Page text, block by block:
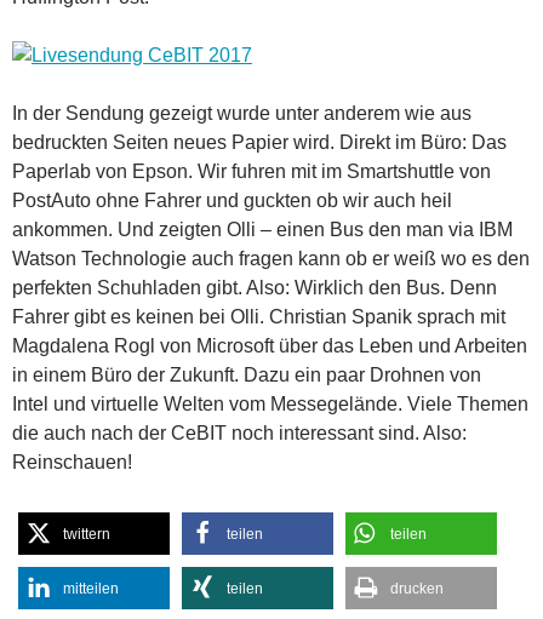
In der Sendung gezeigt wurde unter anderem wie aus
bedruckten Seiten neues Papier wird. Direkt im Büro: Das
Paperlab von Epson. Wir fuhren mit im Smartshuttle von
PostAuto ohne Fahrer und guckten ob wir auch heil
ankommen. Und zeigten Olli – einen Bus den man via IBM
Watson Technologie auch fragen kann ob er weiß wo es den
perfekten Schuhladen gibt. Also: Wirklich den Bus. Denn
Fahrer gibt es keinen bei Olli. Christian Spanik sprach mit
Magdalena Rogl von Microsoft über das Leben und Arbeiten
in einem Büro der Zukunft. Dazu ein paar Drohnen von
Intel und virtuelle Welten vom Messegelände. Viele Themen
die auch nach der CeBIT noch interessant sind. Also:
Reinschauen!
twittern teilen teilen
mitteilen teilen drucken